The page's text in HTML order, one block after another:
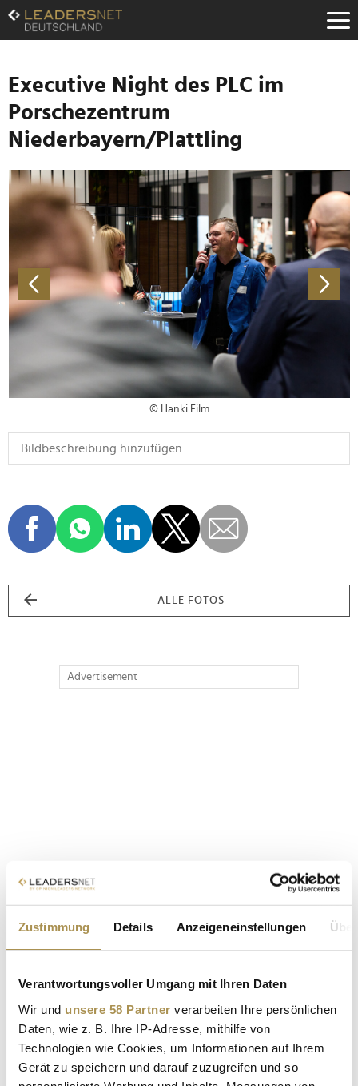
Zustimmung Details Anzeigeneinstellungen
Verantwortungsvoller Umgang mit Ihren Daten
Wir und unsere 58 Partner verarbeiten Ihre persönlichen
Daten, wie z. B. Ihre IP-Adresse, mithilfe von
Technologien wie Cookies, um Informationen auf Ihrem
Gerät zu speichern und darauf zuzugreifen und so
Zum
Inhalt
Zur
Navigation
Zur
Hauptnavigation
Executive Night des PLC im
Porschezentrum
Niederbayern/Plattling
© Hanki Film
ALLE FOTOS
Advertisement